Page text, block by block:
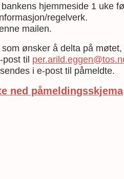
hjemmeside 1 uke
regelverk.
mailen.
ønsker å delta på møtet,
til
i e-post til påmeldte.
ned påmeldingsskjema